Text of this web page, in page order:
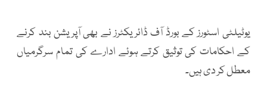
یوٹیلٹی اسٹورز کے بورڈ آف ڈائریکٹرز نے بھی آپریشن بند کرنے
کے احکامات کی توثیق کرتے ہوئے ادارے کی تمام سرگرمیاں
معطل کر دی ہیں۔